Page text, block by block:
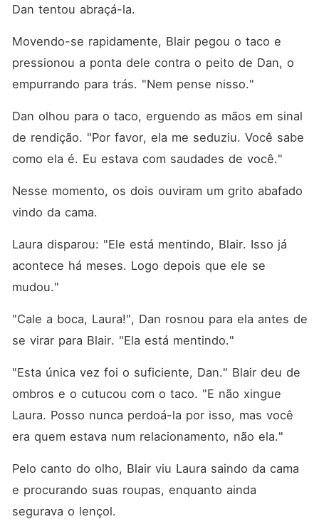
Dan tentou abraçá-la.
Movendo-se rapidamente, Blair pegou o taco e
pressionou a ponta dele contra o peito de Dan, o
empurrando para trás. "Nem pense nisso."
Dan olhou para o taco, erguendo as mãos em sinal
de rendição. "Por favor, ela me seduziu. Você sabe
como ela é. Eu estava com saudades de você."
Nesse momento, os dois ouviram um grito abafado
vindo da cama.
Laura disparou: "Ele está mentindo, Blair. Isso já
acontece há meses. Logo depois que ele se
mudou."
"Cale a boca, Laura!", Dan rosnou para ela antes de
se virar para Blair. "Ela está mentindo."
"Esta única vez foi o suficiente, Dan." Blair deu de
ombros e o cutucou com o taco. "E não xingue
Laura. Posso nunca perdoá-la por isso, mas você
era quem estava num relacionamento, não ela."
Pelo canto do olho, Blair viu Laura saindo da cama
e procurando suas roupas, enquanto ainda
segurava o lençol.